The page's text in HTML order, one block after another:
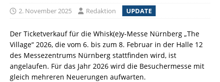
2. November 2025 Redaktion UPDATE
Der Ticketverkauf für die Whisk(e)y-Messe Nürnberg „The
Village“ 2026, die vom 6. bis zum 8. Februar in der Halle 12
des Messezentrums Nürnberg stattfinden wird, ist
angelaufen. Für das Jahr 2026 wird die Besuchermesse mit
gleich mehreren Neuerungen aufwarten.